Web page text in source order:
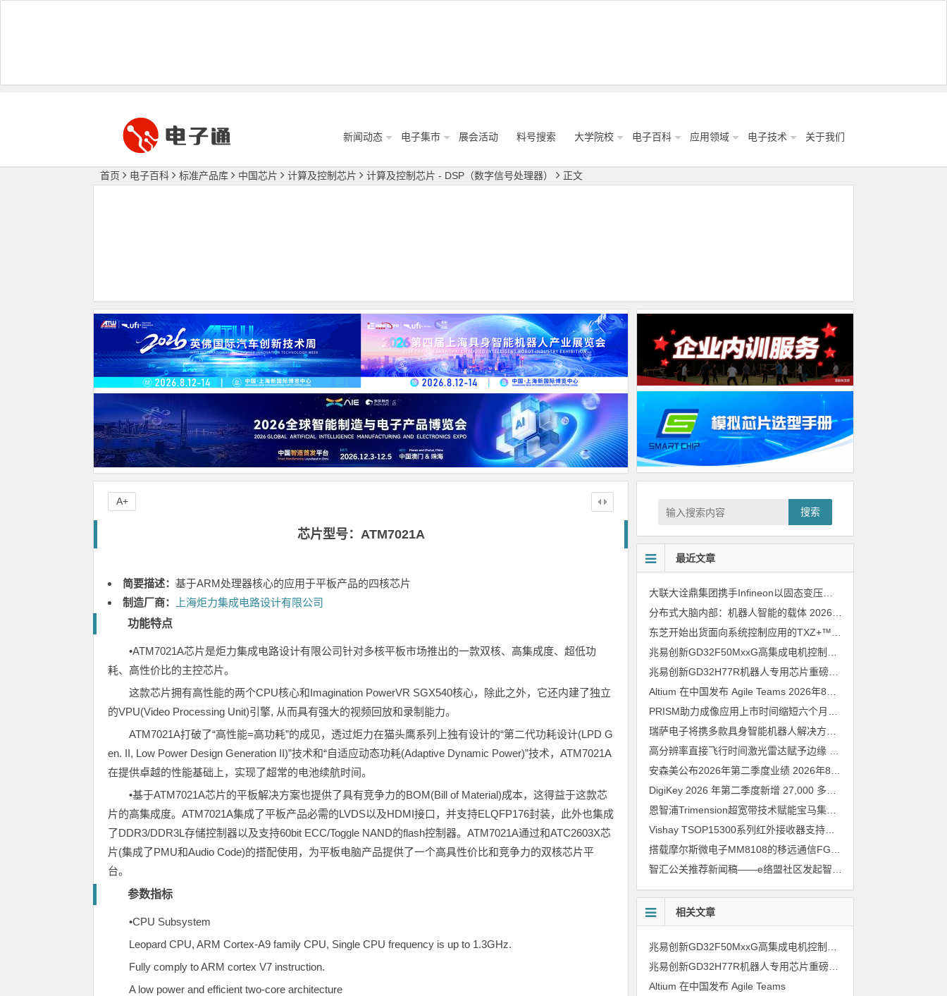
新闻动态 电子集市 展会活动 料号搜索 大学院校 电子百科 应用领域 电子技术 关于我们
首页 电子百科 标准产品库 中国芯片 计算及控制芯片 计算及控制芯片 - DSP（数字信号处理器） 正文
芯片型号：ATM7021A
简要描述： 基于ARM处理器核心的应用于平板产品的四核芯片
制造厂商：
上海炬力集成电路设计有限公司
功能特点
•ATM7021A芯片是炬力集成电路设计有限公司针对多核平板市场推出的一款双核、高集成度、超低功
耗、高性价比的主控芯片。
这款芯片拥有高性能的两个CPU核心和Imagination PowerVR SGX540核心，除此之外，它还内建了独立
的VPU(Video Processing Unit)引擎, 从而具有强大的视频回放和录制能力。
ATM7021A打破了“高性能=高功耗”的成见，透过炬力在猫头鹰系列上独有设计的“第二代功耗设计(LPD G
en. II, Low Power Design Generation II)”技术和“自适应动态功耗(Adaptive Dynamic Power)”技术，ATM7021A
在提供卓越的性能基础上，实现了超常的电池续航时间。
•基于ATM7021A芯片的平板解决方案也提供了具有竞争力的BOM(Bill of Material)成本，这得益于这款芯
片的高集成度。ATM7021A集成了平板产品必需的LVDS以及HDMI接口，并支持ELQFP176封装，此外也集成
了DDR3/DDR3L存储控制器以及支持60bit ECC/Toggle NAND的flash控制器。ATM7021A通过和ATC2603X芯
片(集成了PMU和Audio Code)的搭配使用，为平板电脑产品提供了一个高具性价比和竞争力的双核芯片平
台。
参数指标
•CPU Subsystem
Leopard CPU, ARM Cortex-A9 family CPU, Single CPU frequency is up to 1.3GHz.
Fully comply to ARM cortex V7 instruction.
A low power and efficient two-core architecture
A+
搜索
最近文章
大联大诠鼎集团携手Infineon以固态变压器重构配电效率新标杆
分布式大脑内部：机器人智能的载体 2026年8月6日
兆易创新GD32H77R机器人专用芯片重磅亮相，精准赋能伺服驱动与关节控制
Altium 在中国发布 Agile Teams 2026年8月6日
安森美公布2026年第二季度业绩 2026年8月6日
恩智浦Trimension超宽带技术赋能宝马集团Digital Key Plus及生命体存在检测功能
Vishay TSOP15300系列红外接收器支持所有主流遥控代码
相关文章
兆易创新GD32H77R机器人专用芯片重磅亮相，精准赋能伺服驱动与关节控制
Altium 在中国发布 Agile Teams